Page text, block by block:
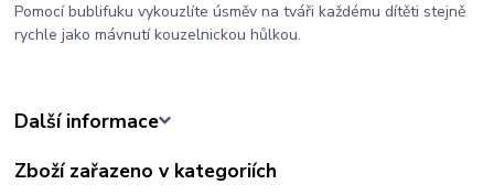
Pomocí bublifuku vykouzlíte úsměv na tváři každému dítěti stejně
rychle jako mávnutí kouzelnickou hůlkou.
Další informace
Zboží zařazeno v kategoriích